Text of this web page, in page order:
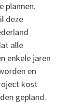
plannen.
deze
alle
enkele jaren
en
kost
gepland.